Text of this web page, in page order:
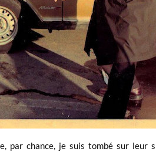
par chance, je suis tombé sur leur